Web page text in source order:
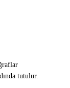
tutulur.